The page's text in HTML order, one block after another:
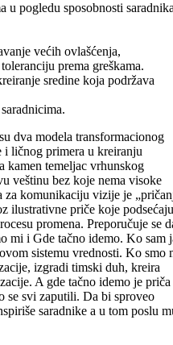
u pogledu sposobnosti
većih ovlašćenja,
prema greškama.
sredine koja podržava
dva modela transformacionog
ličnog primera u kreiranju
kamen temeljac vrhunskog
veštinu bez koje nema visoke
za komunikaciju vizije je
ilustrativne priče koje podsećaju
promena. Preporučuje se
mi i Gde tačno idemo. Ko sam
sistemu vrednosti. Ko smo
izgradi timski duh, kreira
A gde tačno idemo je priča
se svi zaputili. Da bi sproveo
saradnike a u tom poslu